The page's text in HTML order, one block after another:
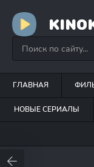
ГЛАВНАЯ
НОВЫЕ СЕРИАЛЫ